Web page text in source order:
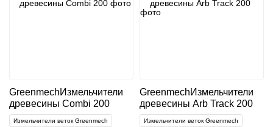
GreenmechИзмельчители
древесины Combi 200
Измельчители веток Greenmech
GreenmechИзмельчители
древесины Arb Track 200
Измельчители веток Greenmech